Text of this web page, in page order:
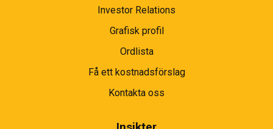
Investor Relations
Grafisk profil
Ordlista
Få ett kostnadsförslag
Kontakta oss